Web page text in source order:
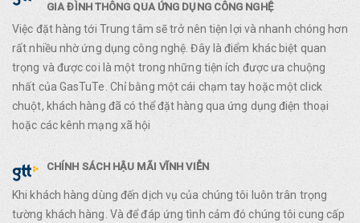
GIA ĐÌNH THÔNG QUA ỨNG DỤNG CÔNG NGHỆ
Việc đặt hàng tới Trung tâm sẽ trở nên tiện lợi và nhanh chóng hơn
rất nhiều nhờ ứng dụng công nghệ. Đây là điểm khác biệt quan
trọng và được coi là một trong những tiện ích được ưa chuộng
nhất của GasTuTe. Chỉ bằng một cái chạm tay hoặc một click
chuột, khách hàng đã có thể đặt hàng qua ứng dụng điện thoại
hoặc các kênh mạng xã hội
CHÍNH SÁCH HẬU MÃI VĨNH VIỄN
Khi khách hàng dùng đến dịch vụ của chúng tôi luôn trân trọng
tường khách hàng. Và để đáp ứng tình cảm đó chúng tôi cung cấp